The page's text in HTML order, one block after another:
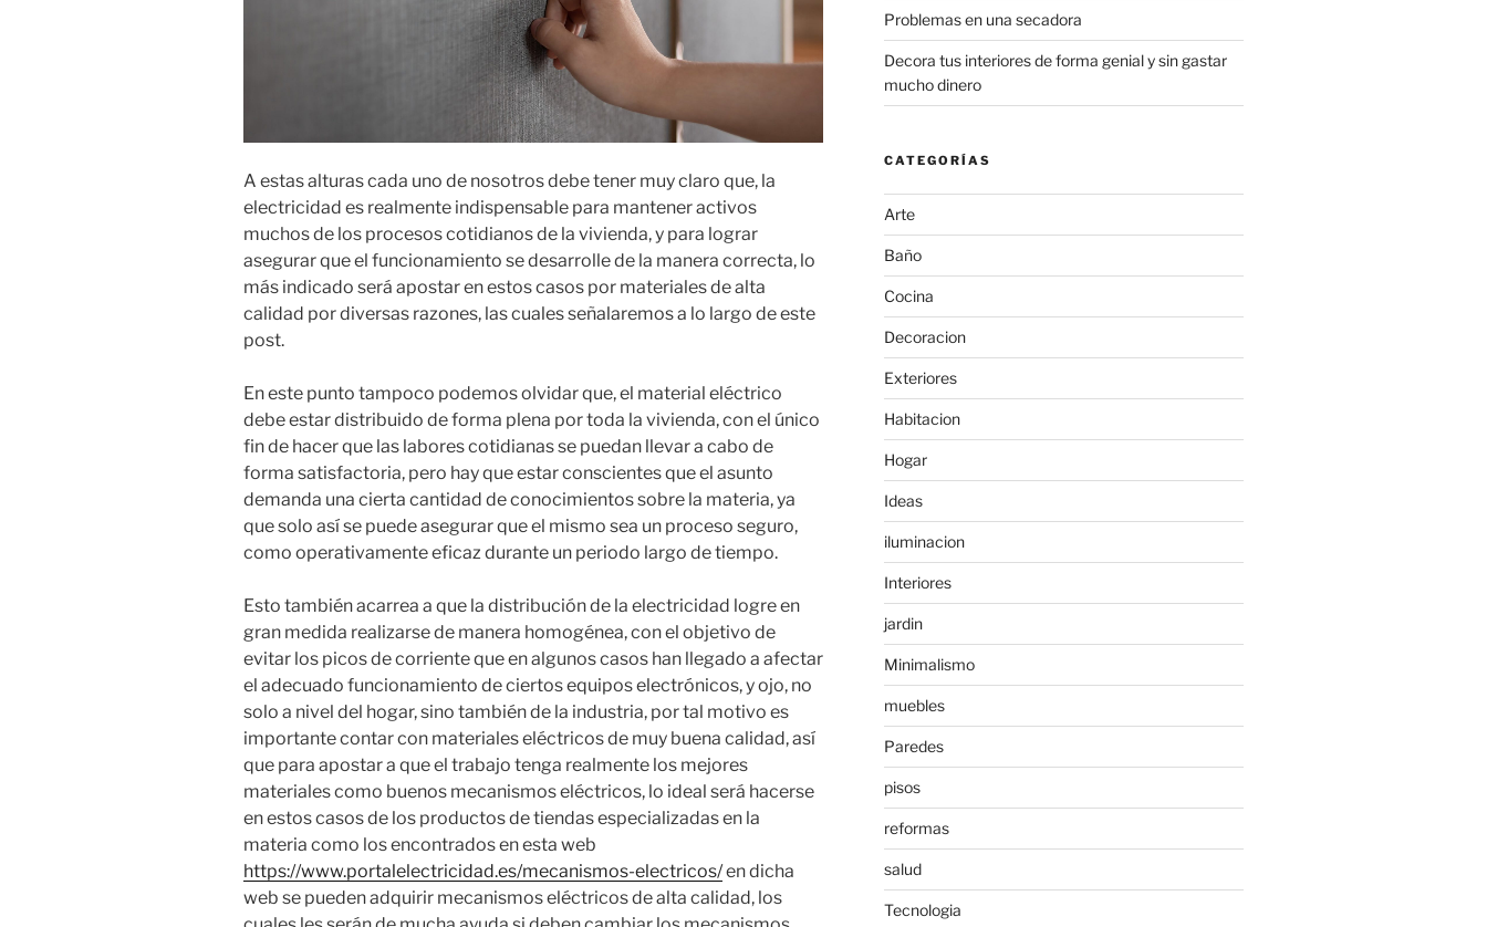
A estas alturas cada uno de nosotros debe tener muy claro que, la
electricidad es realmente indispensable para mantener activos
muchos de los procesos cotidianos de la vivienda, y para lograr
asegurar que el funcionamiento se desarrolle de la manera correcta, lo
más indicado será apostar en estos casos por materiales de alta
calidad por diversas razones, las cuales señalaremos a lo largo de este
post.
En este punto tampoco podemos olvidar que, el material eléctrico
debe estar distribuido de forma plena por toda la vivienda, con el único
fin de hacer que las labores cotidianas se puedan llevar a cabo de
forma satisfactoria, pero hay que estar conscientes que el asunto
demanda una cierta cantidad de conocimientos sobre la materia, ya
que solo así se puede asegurar que el mismo sea un proceso seguro,
como operativamente eficaz durante un periodo largo de tiempo.
Esto también acarrea a que la distribución de la electricidad logre en
gran medida realizarse de manera homogénea, con el objetivo de
evitar los picos de corriente que en algunos casos han llegado a afectar
el adecuado funcionamiento de ciertos equipos electrónicos, y ojo, no
solo a nivel del hogar, sino también de la industria, por tal motivo es
importante contar con materiales eléctricos de muy buena calidad, así
que para apostar a que el trabajo tenga realmente los mejores
materiales como buenos mecanismos eléctricos, lo ideal será hacerse
en estos casos de los productos de tiendas especializadas en la
materia como los encontrados en esta web
https://www.portalelectricidad.es/mecanismos-electricos/en dicha
web se pueden adquirir mecanismos eléctricos de alta calidad, los
Problemas en una secadora
Decora tus interiores de forma genial y sin gastar
mucho dinero
CATEGORÍAS
Arte
Baño
Cocina
Decoracion
Exteriores
Habitacion
Hogar
Ideas
iluminacion
Interiores
jardin
Minimalismo
muebles
Paredes
pisos
reformas
salud
Tecnologia